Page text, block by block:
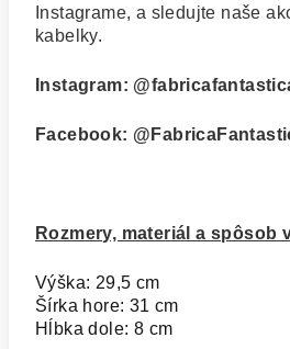
Instagrame, a sledujte naše
kabelky.
Instagram:
Facebook:
Rozmery, materiál a spôsob
Výška: 29,5 cm
Šírka hore: 31 cm
Hĺbka dole: 8 cm